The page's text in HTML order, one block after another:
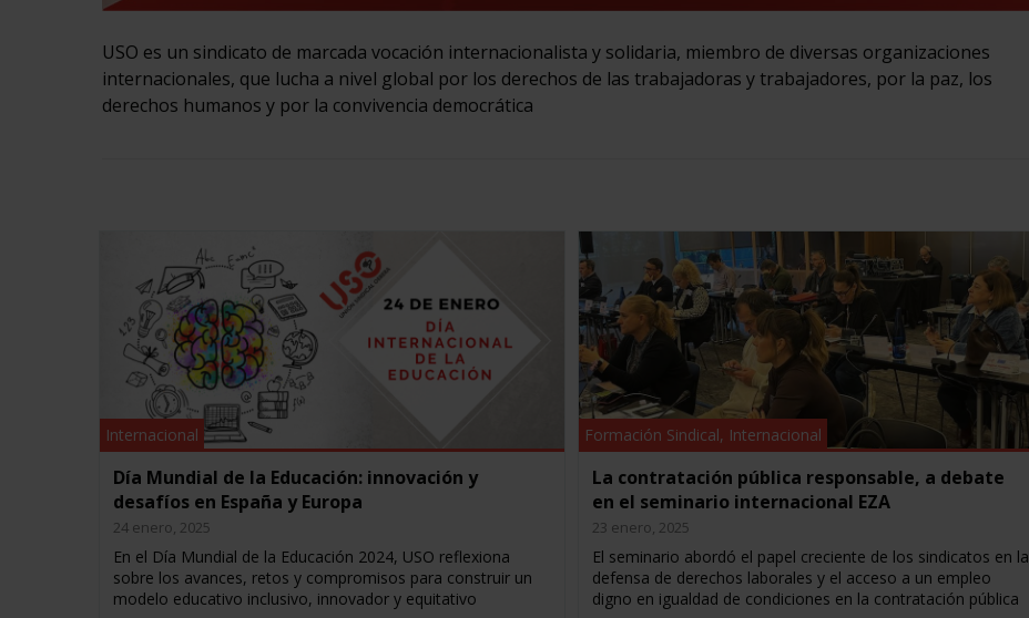
USO es un sindicato de marcada vocación internacionalista y solidaria, miembro de diversas organizaciones
internacionales, que lucha a nivel global por los derechos de las trabajadoras y trabajadores, por la paz, los
derechos humanos y por la convivencia democrática
Internacional
Día Mundial de la Educación: innovación y
desafíos en España y Europa
24 enero, 2025
En el Día Mundial de la Educación 2024, USO reflexiona
sobre los avances, retos y compromisos para construir un
modelo educativo inclusivo, innovador y equitativo
Formación Sindical, Internacional
La contratación pública responsable, a debate
en el seminario internacional EZA
23 enero, 2025
El seminario abordó el papel creciente de los sindicatos en la
defensa de derechos laborales y el acceso a un empleo
digno en igualdad de condiciones en la contratación pública